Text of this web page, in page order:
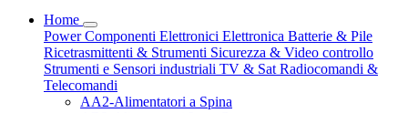
Home
PowerComponenti Elettronici Elettronica Batterie & Pile
Ricetrasmittenti & Strumenti Sicurezza & Video controllo
Strumenti e Sensori industriali TV & Sat Radiocomandi &
Telecomandi
AA2-Alimentatori a Spina